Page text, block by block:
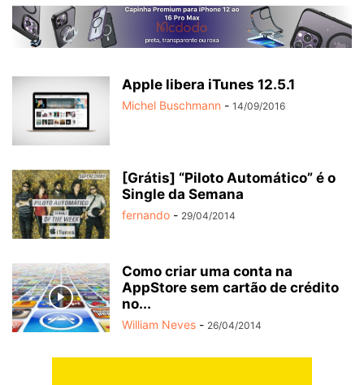
Apple libera iTunes 12.5.1
Michel Buschmann - 14/09/2016
[Grátis] “Piloto Automático” é o
Single da Semana
fernando - 29/04/2014
Como criar uma conta na
AppStore sem cartão de crédito
no...
William Neves - 26/04/2014